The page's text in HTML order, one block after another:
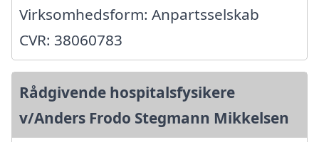
Virksomhedsform: Anpartsselskab
CVR: 38060783
Rådgivende hospitalsfysikere
v/Anders Frodo Stegmann Mikkelsen